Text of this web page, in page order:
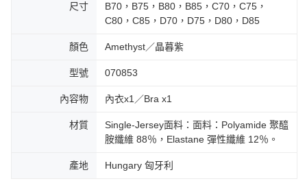
尺寸
B70，B75，B80，B85，C70，C75，
C80，C85，D70，D75，D80，D85
顏色 Amethyst／晶暮紫
型號 070853
內容物 內衣x1／Bra x1
材質
Single-Jersey面料：面料：Polyamide 聚醯
胺纖維 88％，Elastane 彈性纖維 12％。
產地 Hungary 匈牙利